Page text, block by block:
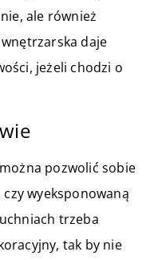
ale również
wnętrzarska daje
jeżeli chodzi o
pozwolić sobie
czy wyeksponowaną
trzeba
tak by nie